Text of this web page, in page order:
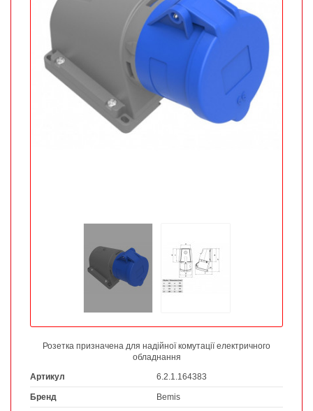
Розетка призначена для надійної комутації електричного
обладнання
Артикул
6.2.1.164383
Бренд Bemis